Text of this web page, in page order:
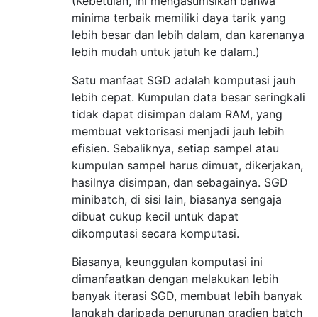
minima terbaik memiliki daya tarik yang
lebih besar dan lebih dalam, dan karenanya
lebih mudah untuk jatuh ke dalam.)
Satu manfaat SGD adalah komputasi jauh
lebih cepat. Kumpulan data besar seringkali
tidak dapat disimpan dalam RAM, yang
membuat vektorisasi menjadi jauh lebih
efisien. Sebaliknya, setiap sampel atau
kumpulan sampel harus dimuat, dikerjakan,
hasilnya disimpan, dan sebagainya. SGD
minibatch, di sisi lain, biasanya sengaja
dibuat cukup kecil untuk dapat
dikomputasi secara komputasi.
Biasanya, keunggulan komputasi ini
dimanfaatkan dengan melakukan lebih
banyak iterasi SGD, membuat lebih banyak
langkah daripada penurunan gradien batch